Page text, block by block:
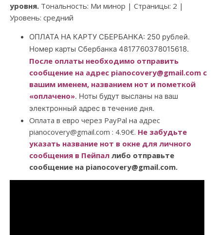
уровня. Тональность: Ми минор | Страницы: 2 |
Уровень: средний
ОПЛАТА НА КАРТУ СБЕРБАНКА: 250 рублей.
Номер карты Сбербанка 4817760378015618.
После оплаты необходимо отправить
сообщение на адрес pianocovery@gmail.com с
вашим именем, названием нот и пометкой
«оплачено». Ноты будут высланы на ваш
электронный адрес в течение дня.
Оплата в евро через PayPal на адрес
pianocovery@gmail.com : 4.90€. Не забудьте
указать название нот в окне для личного
сообщения в Пейпал либо отправьте
сообщение на pianocovery@gmail.com.